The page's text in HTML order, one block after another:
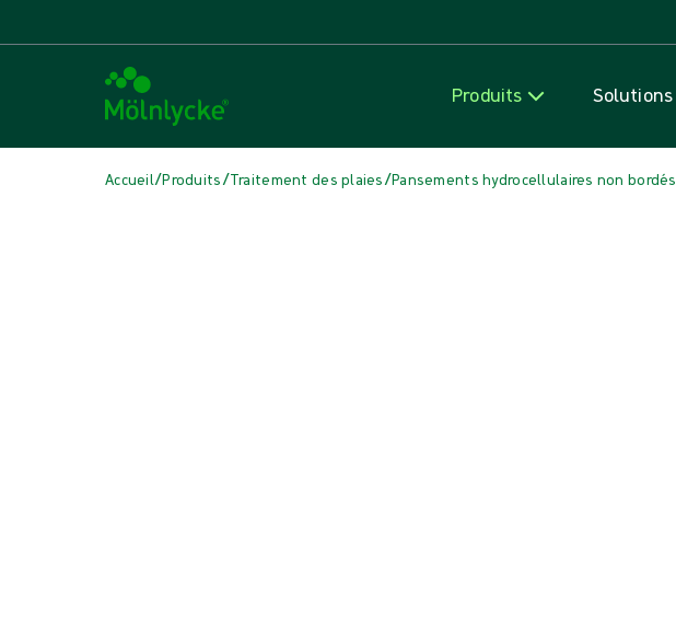
Produits Solutions
Accueil/Produits/Traitement des plaies/Pansements hydrocellulaires non bordés